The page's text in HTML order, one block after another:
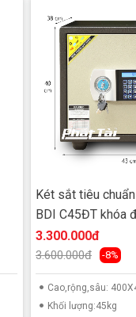
bột chống cháy nên
chìa bi chống sao
và khóa mã dạng cơ
khoan phá, khò lửa.
QMS (IAF)
Két sắt tiêu
BDI C45ĐT khóa
3.300.000đ
3.600.000đ -8%
Cao,rộng,sâu:
Khối lượng:45kg